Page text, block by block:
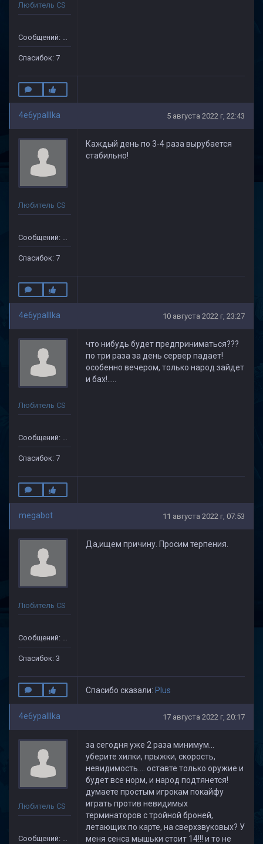
Любитель CS
Сообщений: 35
Спасибок: 7
4e6ypaIIIka 5 августа 2022 г, 22:43
Любитель CS
Сообщений: 35
Спасибок: 7
Каждый день по 3-4 раза вырубается
стабильно!
4e6ypaIIIka 10 августа 2022 г, 23:27
Любитель CS
Сообщений: 35
Спасибок: 7
что нибудь будет предприниматься???
по три раза за день сервер падает!
особенно вечером, только народ зайдет
и бах!.....
megabot 11 августа 2022 г, 07:53
Любитель CS
Сообщений: 41
Спасибок: 3
Да,ищем причину. Просим терпения.
Спасибо сказали: Plus
4e6ypaIIIka 17 августа 2022 г, 20:17
Любитель CS
Сообщений: 35
за сегодня уже 2 раза минимум...
уберите хилки, прыжки, скорость,
невидимость.... оставте только оружие и
будет все норм, и народ подтянется!
думаете простым игрокам покайфу
играть против невидимых
терминаторов с тройной броней,
летающих по карте, на сверхзвуковых? У
меня сенса мышьки стоит 14!!! и то не